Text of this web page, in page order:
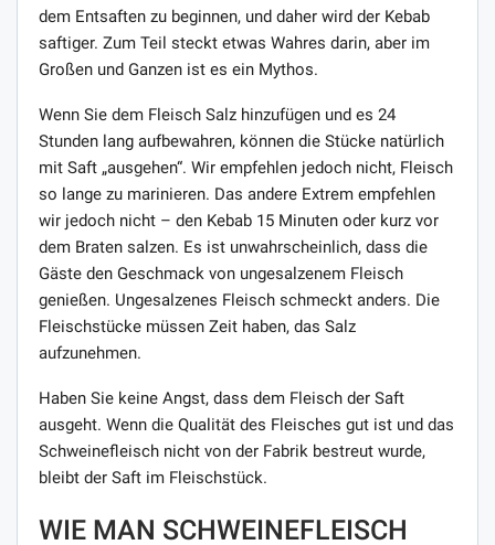
dem Entsaften zu beginnen, und daher wird der Kebab
saftiger. Zum Teil steckt etwas Wahres darin, aber im
Großen und Ganzen ist es ein Mythos.
Wenn Sie dem Fleisch Salz hinzufügen und es 24
Stunden lang aufbewahren, können die Stücke natürlich
mit Saft „ausgehen“. Wir empfehlen jedoch nicht, Fleisch
so lange zu marinieren. Das andere Extrem empfehlen
wir jedoch nicht – den Kebab 15 Minuten oder kurz vor
dem Braten salzen. Es ist unwahrscheinlich, dass die
Gäste den Geschmack von ungesalzenem Fleisch
genießen. Ungesalzenes Fleisch schmeckt anders. Die
Fleischstücke müssen Zeit haben, das Salz
aufzunehmen.
Haben Sie keine Angst, dass dem Fleisch der Saft
ausgeht. Wenn die Qualität des Fleisches gut ist und das
Schweinefleisch nicht von der Fabrik bestreut wurde,
bleibt der Saft im Fleischstück.
WIE MAN SCHWEINEFLEISCH